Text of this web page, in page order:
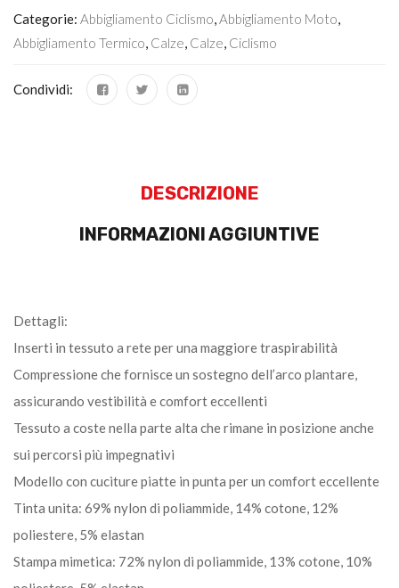
Categorie: Abbigliamento Ciclismo,Abbigliamento Moto,
Abbigliamento Termico, Calze, Calze, Ciclismo
Condividi:
DESCRIZIONE
INFORMAZIONI AGGIUNTIVE
Dettagli:
Inserti in tessuto a rete per una maggiore traspirabilità
Compressione che fornisce un sostegno dell’arco plantare,
assicurando vestibilità e comfort eccellenti
Tessuto a coste nella parte alta che rimane in posizione anche
sui percorsi più impegnativi
Modello con cuciture piatte in punta per un comfort eccellente
Tinta unita: 69% nylon di poliammide, 14% cotone, 12%
poliestere, 5% elastan
Stampa mimetica: 72% nylon di poliammide, 13% cotone, 10%